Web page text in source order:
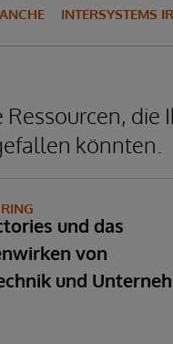
INTERSYSTEMS
Ressourcen, die
könnten.
und das
von
und